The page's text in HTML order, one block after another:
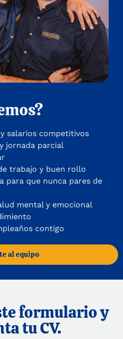
salarios competitivos
jornada parcial
trabajo y buen rollo
para que nunca pares de
mental y emocional
contigo
al equipo
formulario y
tu CV.